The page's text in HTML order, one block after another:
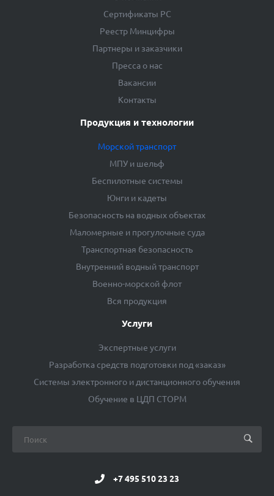
Сертификаты РС
Реестр Минцифры
Партнеры и заказчики
Пресса о нас
Вакансии
Контакты
Продукция и технологии
Морской транспорт
МПУ и шельф
Беспилотные системы
Юнги и кадеты
Безопасность на водных объектах
Маломерные и прогулочные суда
Транспортная безопасность
Внутренний водный транспорт
Военно-морской флот
Вся продукция
Услуги
Экспертные услуги
Разработка средств подготовки под «заказ»
Системы электронного и дистанционного обучения
Обучение в ЦДП СТОРМ
+7 495 510 23 23